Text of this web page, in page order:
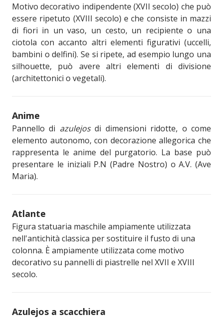
Motivo decorativo indipendente (XVII secolo) che può
essere ripetuto (XVIII secolo) e che consiste in mazzi
di fiori in un vaso, un cesto, un recipiente o una
ciotola con accanto altri elementi figurativi (uccelli,
bambini o delfini). Se si ripete, ad esempio lungo una
silhouette, può avere altri elementi di divisione
(architettonici o vegetali).
Anime
Pannello di azulejosdi dimensioni ridotte, o come
elemento autonomo, con decorazione allegorica che
rappresenta le anime del purgatorio. La base può
presentare le iniziali P.N (Padre Nostro) o A.V. (Ave
Maria).
Atlante
Figura statuaria maschile ampiamente utilizzata
nell'antichità classica per sostituire il fusto di una
colonna. È ampiamente utilizzata come motivo
decorativo su pannelli di piastrelle nel XVII e XVIII
secolo.
Azulejos a scacchiera